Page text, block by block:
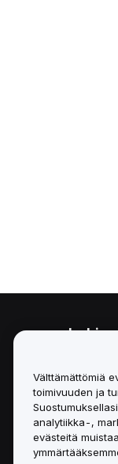
ESG-
Välttämättömiä
toimivuuden ja
analytiikka-,
evästeitä